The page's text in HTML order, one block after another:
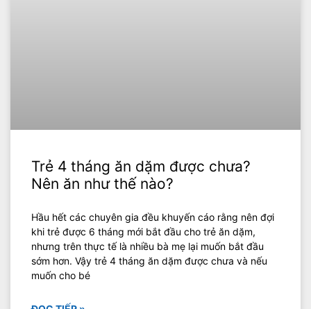
Trẻ 4 tháng ăn dặm được chưa?
Nên ăn như thế nào?
Hầu hết các chuyên gia đều khuyến cáo rằng nên đợi
khi trẻ được 6 tháng mới bắt đầu cho trẻ ăn dặm,
nhưng trên thực tế là nhiều bà mẹ lại muốn bắt đầu
sớm hơn. Vậy trẻ 4 tháng ăn dặm được chưa và nếu
muốn cho bé